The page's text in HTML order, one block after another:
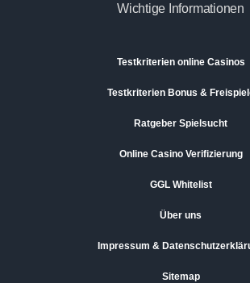
Wichtige Informationen
Testkriterien online Casinos
Testkriterien Bonus &
Ratgeber Spielsucht
Online Casino Verifizierung
GGL Whitelist
Über uns
Impressum &
Sitemap